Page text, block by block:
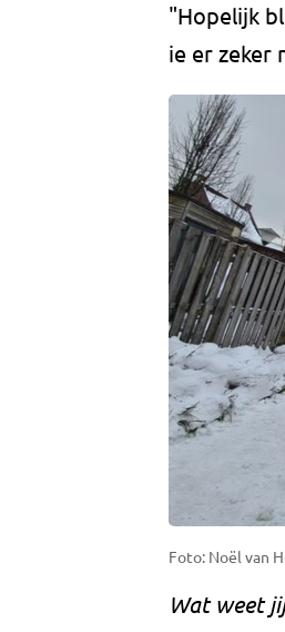
"Hopelijk
ie er zeker
Foto: Noël van
Wat weet